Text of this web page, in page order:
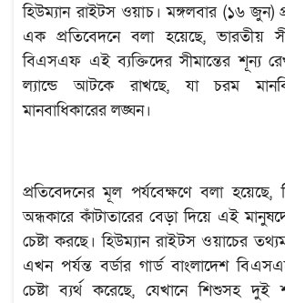
হিউম্যান রাইটস ওয়াচ। মঙ্গলবার (১৬ জুন)
এক প্রতিবেদনে বলা হয়েছে, ভারতীয়
বিএসএফ এই ব্যক্তিদের সীমান্তের শূন্য
ল্যান্ডে আটকে রাখছে, যা চরম
মানবাধিকারের লঙ্ঘন।
প্রতিবেদনের মূল পর্যবেক্ষণে বলা
অন্ধকারে কাঁটাতারের বেড়া দিয়ে এই
চেষ্টা করছে। হিউম্যান রাইটস ওয়াচের
এখন পর্যন্ত বর্ডার গার্ড বাংলাদেশ
চেষ্টা ব্যর্থ করেছে, যেখানে শিশুসহ দুই